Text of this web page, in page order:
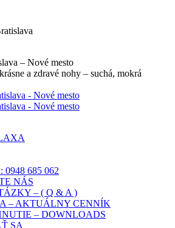
– Nové mesto
a zdravé nohy – suchá, mokrá
685 062
NÁS
– ( Q & A )
– AKTUÁLNY CENNÍK
– DOWNLOADS
SA